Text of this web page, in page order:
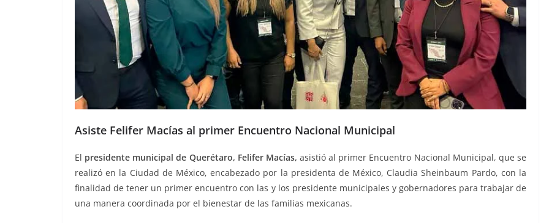
Asiste Felifer Macías al primer Encuentro Nacional Municipal
El presidente municipal de Querétaro, Felifer Macías, asistió al primer Encuentro Nacional Municipal, que se
realizó en la Ciudad de México, encabezado por la presidenta de México, Claudia Sheinbaum Pardo, con la
finalidad de tener un primer encuentro con las y los presidente municipales y gobernadores para trabajar de
una manera coordinada por el bienestar de las familias mexicanas.